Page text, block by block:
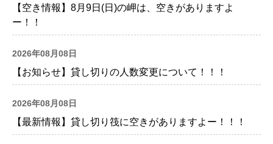
【空き情報】8月9日(日)の岬は、空きがありますよ
ー！！
2026年08月08日
【お知らせ】貸し切りの人数変更について！！！
2026年08月08日
【最新情報】貸し切り筏に空きがありますよー！！！